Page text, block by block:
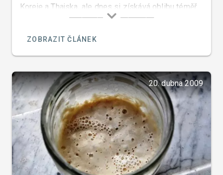
Koreje a Thajska, ale dnes si získává oblibu téměř
po celém světě a dokonce i v České republice.
ZOBRAZIT ČLÁNEK
20. dubna 2009